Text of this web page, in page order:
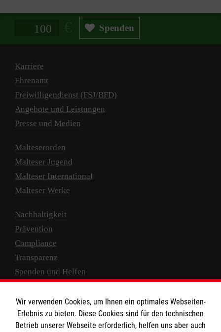
Spendenbetrag in Euro Spenden
Karriere
Ehrenamt
Freiwilligendienst (FSJ/BFD)
Angebote und Leistungen
Presse und Medien
Malteserorden
Malteser Jugend
Malteser International
Malteser Werke
Nachhaltigkeit
Prävention
Compliance
Transparenz
Spenden und Helfen
Empfänger: Malteser Hilfsdienst e.V.
IBAN: DE10 3706 0120 1201 2000 12
Wir verwenden Cookies, um Ihnen ein optimales Webseiten-
Erlebnis zu bieten. Diese Cookies sind für den technischen
Betrieb unserer Webseite erforderlich, helfen uns aber auch